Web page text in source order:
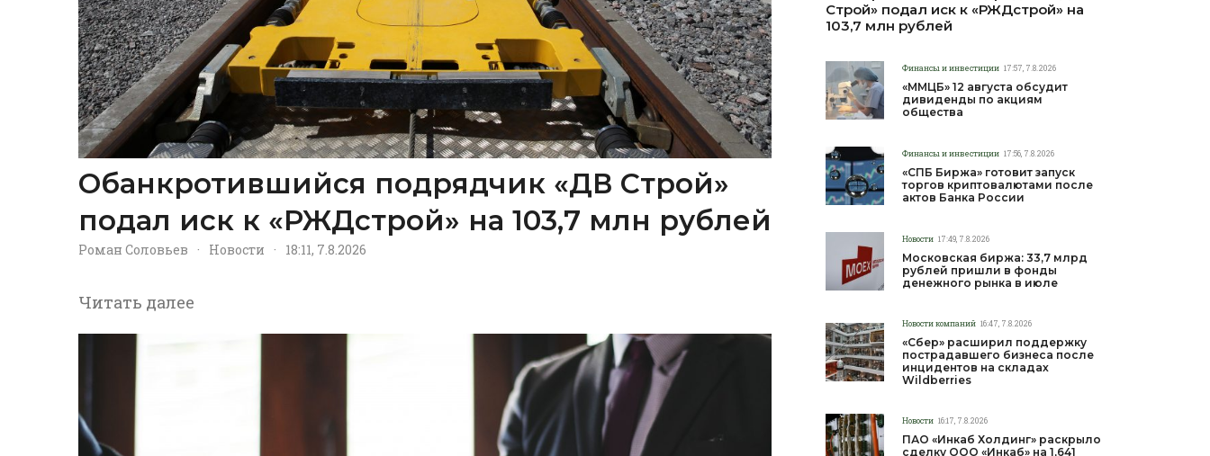
Обанкротившийся подрядчик «ДВ Строй»
подал иск к «РЖДстрой» на 103,7 млн рублей
Роман Соловьев · Новости · 18:11, 7.8.2026
Читать далее
Строй» подал иск к «РЖДстрой» на
103,7 млн рублей
Финансы и инвестиции 17:57, 7.8.2026
«ММЦБ» 12 августа обсудит
дивиденды по акциям
общества
Финансы и инвестиции 17:56, 7.8.2026
«СПБ Биржа» готовит запуск
торгов криптовалютами после
актов Банка России
Новости 17:49, 7.8.2026
Московская биржа: 33,7 млрд
рублей пришли в фонды
денежного рынка в июле
Новости компаний 16:47, 7.8.2026
«Сбер» расширил поддержку
пострадавшего бизнеса после
инцидентов на складах
Wildberries
Новости 16:17, 7.8.2026
ПАО «Инкаб Холдинг» раскрыло
сделку ООО «Инкаб» на 1,641